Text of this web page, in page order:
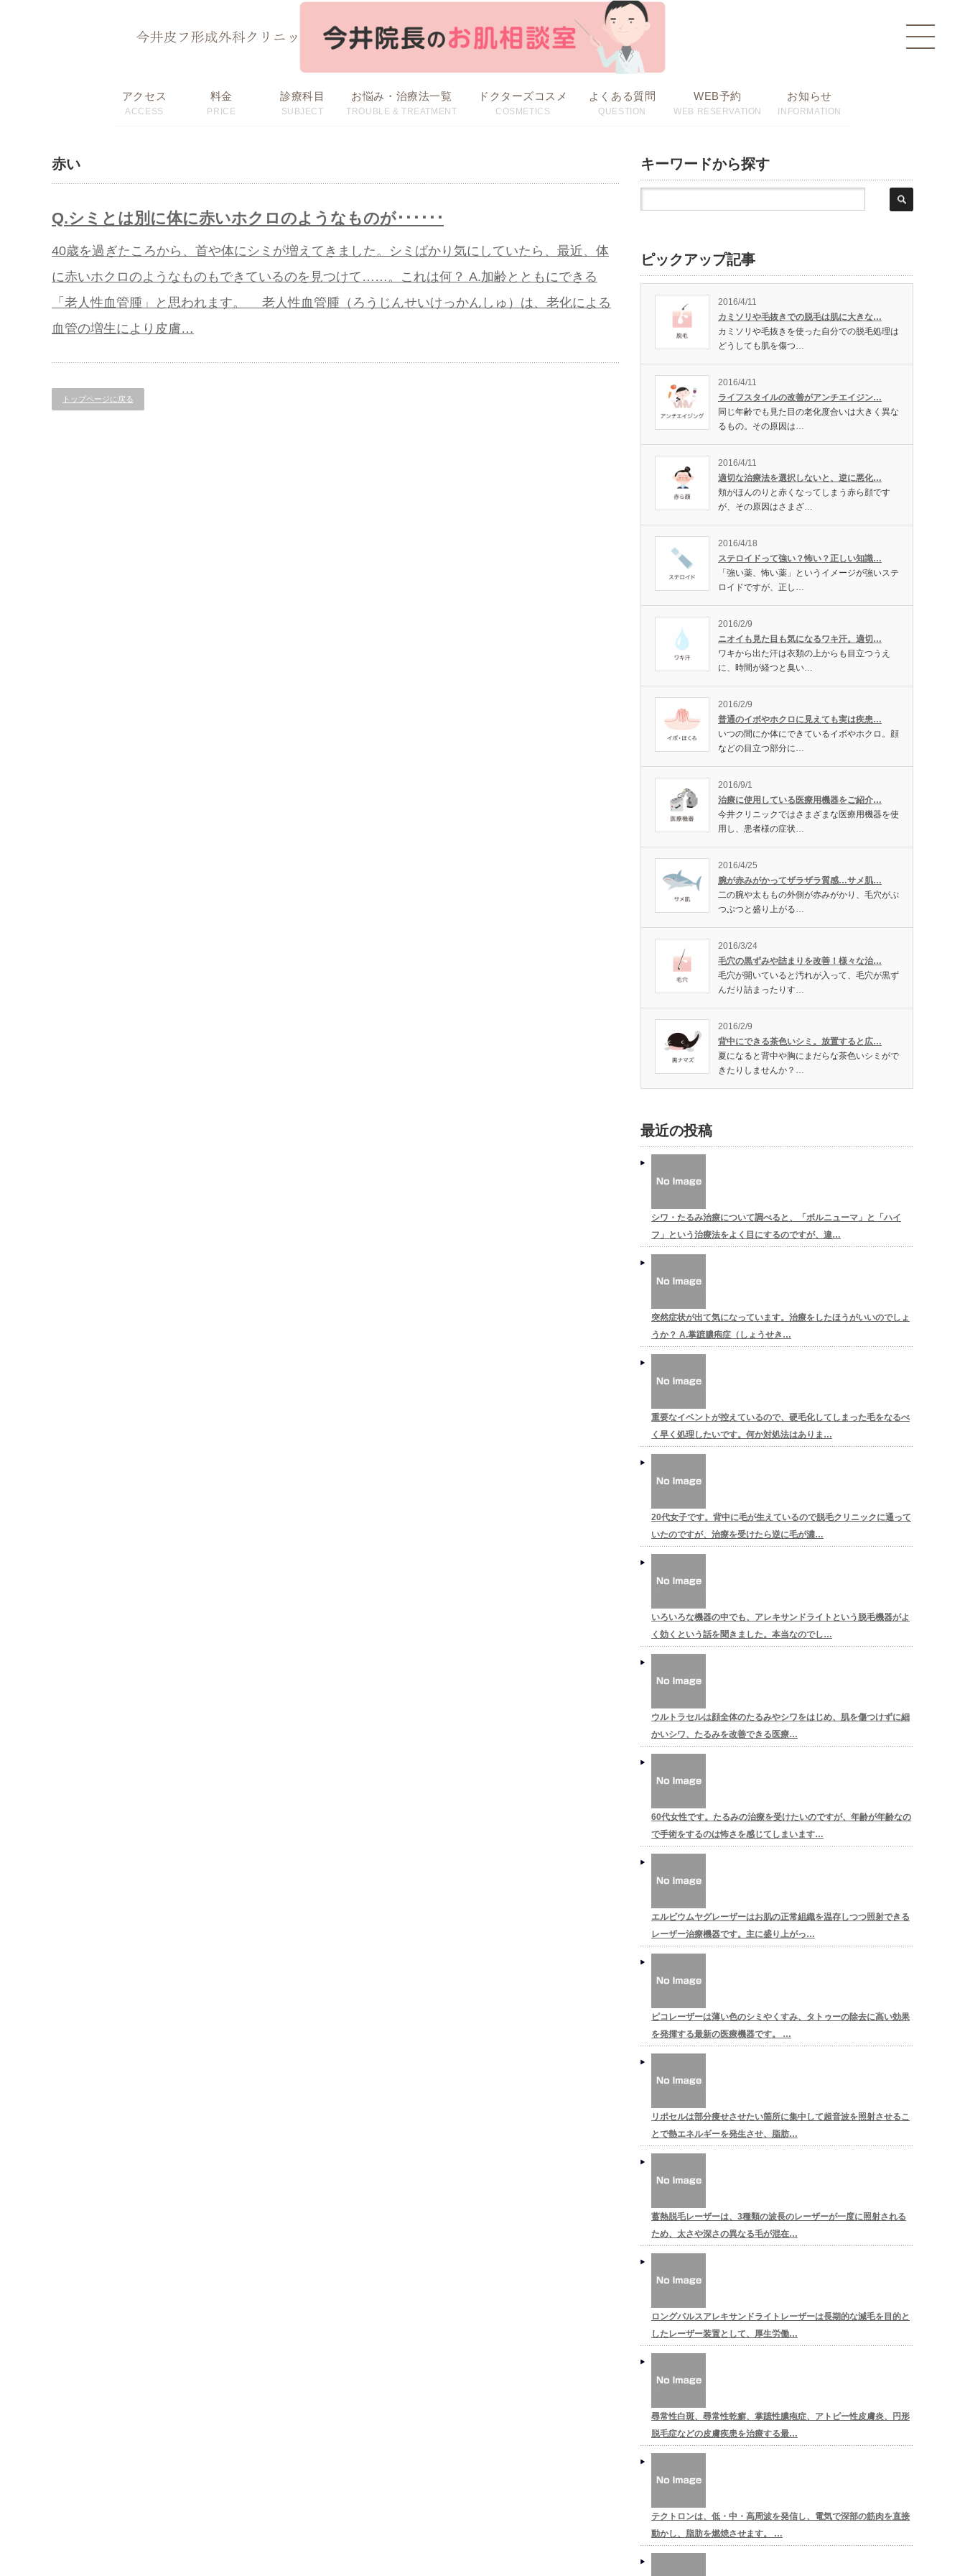
アクセス
ACCESS
料金
PRICE
診療科目
SUBJECT
お悩み・治療法一覧
TROUBLE & TREATMENT
ドクターズコスメ
COSMETICS
よくある質問
QUESTION
WEB予約
WEB RESERVATION
お知らせ
INFORMATION
toggle
赤い
Q.シミとは別に体に赤いホクロのようなものが･･････
40歳を過ぎたころから、首や体にシミが増えてきました。シミばかり気にしていたら、最近、体
に赤いホクロのようなものもできているのを見つけて……。これは何？ A.加齢とともにできる
「老人性血管腫」と思われます。 老人性血管腫（ろうじんせいけっかんしゅ）は、老化による
血管の増生により皮膚…
トップページに戻る
キーワードから探す
ピックアップ記事
2016/4/11
カミソリや毛抜きでの脱毛は肌に大きな…
カミソリや毛抜きを使った自分での脱毛処理は
どうしても肌を傷つ…
2016/4/11
ライフスタイルの改善がアンチエイジン…
同じ年齢でも見た目の老化度合いは大きく異な
るもの。その原因は…
2016/4/11
適切な治療法を選択しないと、逆に悪化…
頬がほんのりと赤くなってしまう赤ら顔です
が、その原因はさまざ…
2016/4/18
ステロイドって強い？怖い？正しい知識…
「強い薬、怖い薬」というイメージが強いステ
ロイドですが、正し…
2016/2/9
ニオイも見た目も気になるワキ汗。適切…
ワキから出た汗は衣類の上からも目立つうえ
に、時間が経つと臭い…
2016/2/9
普通のイボやホクロに見えても実は疾患…
いつの間にか体にできているイボやホクロ。顔
などの目立つ部分に…
2016/9/1
治療に使用している医療用機器をご紹介…
今井クリニックではさまざまな医療用機器を使
用し、患者様の症状…
2016/4/25
腕が赤みがかってザラザラ質感…サメ肌…
二の腕や太ももの外側が赤みがかり、毛穴がぷ
つぷつと盛り上がる…
2016/3/24
毛穴の黒ずみや詰まりを改善！様々な治…
毛穴が開いていると汚れが入って、毛穴が黒ず
んだり詰まったりす…
2016/2/9
背中にできる茶色いシミ。放置すると広…
夏になると背中や胸にまだらな茶色いシミがで
きたりしませんか？…
最近の投稿
シワ・たるみ治療について調べると、「ボルニューマ」と「ハイ
フ」という治療法をよく目にするのですが、違…
突然症状が出て気になっています。治療をしたほうがいいのでしょ
うか？ A.掌蹠膿疱症（しょうせき…
重要なイベントが控えているので、硬毛化してしまった毛をなるべ
く早く処理したいです。何か対処法はありま…
20代女子です。背中に毛が生えているので脱毛クリニックに通って
いたのですが、治療を受けたら逆に毛が濃…
いろいろな機器の中でも、アレキサンドライトという脱毛機器がよ
く効くという話を聞きました。本当なのでし…
ウルトラセルは顔全体のたるみやシワをはじめ、肌を傷つけずに細
かいシワ、たるみを改善できる医療…
60代女性です。たるみの治療を受けたいのですが、年齢が年齢なの
で手術をするのは怖さを感じてしまいます…
エルビウムヤグレーザーはお肌の正常組織を温存しつつ照射できる
レーザー治療機器です。主に盛り上がっ…
ピコレーザーは薄い色のシミやくすみ、タトゥーの除去に高い効果
を発揮する最新の医療機器です。 …
リポセルは部分痩せさせたい箇所に集中して超音波を照射させるこ
とで熱エネルギーを発生させ、脂肪…
蓄熱脱毛レーザーは、3種類の波長のレーザーが一度に照射される
ため、太さや深さの異なる毛が混在…
ロングパルスアレキサンドライトレーザーは長期的な減毛を目的と
したレーザー装置として、厚生労働…
尋常性白斑、尋常性乾癬、掌蹠性膿疱症、アトピー性皮膚炎、円形
脱毛症などの皮膚疾患を治療する最…
テクトロンは、低・中・高周波を発信し、電気で深部の筋肉を直接
動かし、脂肪を燃焼させます。 …